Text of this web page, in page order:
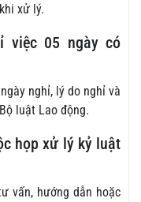
xử lý.
việc 05 ngày có
nghỉ, lý do nghỉ và
luật Lao động.
họp xử lý kỷ luật
vấn, hướng dẫn hoặc